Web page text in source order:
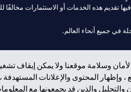
وسلامة موقعنا ولا يمكن إيقاف
المحتوى والإعلانات المستهدفة
والذين قد يجمعونها مع
تقديم هذه الخدمات أو الاستثمارات مخالفًا
المركزي كفرع لبنك أجنبي.